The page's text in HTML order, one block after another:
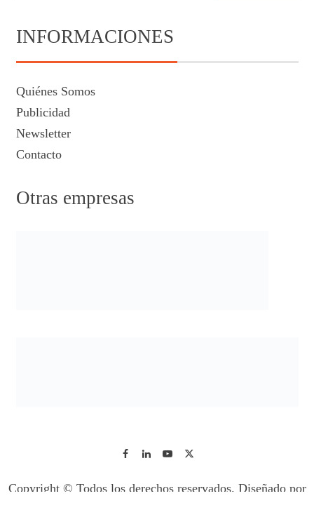
INFORMACIONES
Quiénes Somos
Publicidad
Newsletter
Contacto
Otras empresas
Copyright © Todos los derechos reservados. Diseñado por